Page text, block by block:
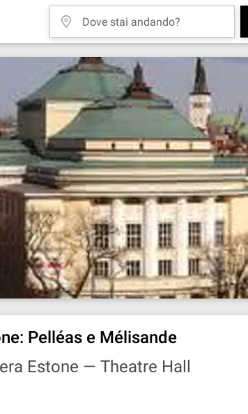
Pelléas e Mélisande
Estone — Theatre Hall